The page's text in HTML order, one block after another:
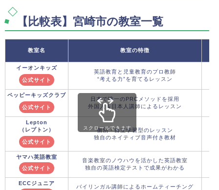
【比較表】宮崎市の教室一覧
教室名 教室の特徴
イーオンキッズ
公式サイト
英語教育と児童教育のプロ教師
“考える力”を育てるレッスン
ペッピーキッズクラブ
公式サイト
日本で唯一のPRCメソッドを採用
外国人＆日本人講師によるレッスン
Lepton
（レプトン）
公式サイト
個別・自立学習型のレッスン
独自のネイティブ音声付き教材
ヤマハ英語教室
公式サイト
音楽教室のノウハウを活かした英語教室
独自の英語検定テストで成果がわかる
ECCジュニア
バイリンガル講師によるホームティーチング
スクロールできます